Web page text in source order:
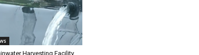
Harvesting Facility